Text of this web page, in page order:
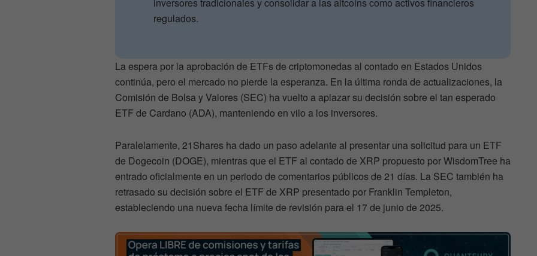
regulados.
La espera por la aprobación de ETFs de criptomonedas al contado en Estados Unidos
continúa, pero el mercado no pierde la esperanza. En la última ronda de actualizaciones, la
Comisión de Bolsa y Valores (SEC) ha vuelto a aplazar su decisión sobre el tan esperado
ETF de Cardano (ADA), manteniendo en vilo a los inversores.
Paralelamente, 21Shares ha dado un paso adelante al presentar una solicitud para un ETF
de Dogecoin (DOGE), mientras que el ETF al contado de XRP propuesto por WisdomTree ha
entrado oficialmente en un periodo de comentarios públicos de 21 días. La SEC también ha
retrasado su decisión sobre el ETF de XRP presentado por Franklin Templeton,
estableciendo una nueva fecha límite de revisión para el 17 de junio de 2025.